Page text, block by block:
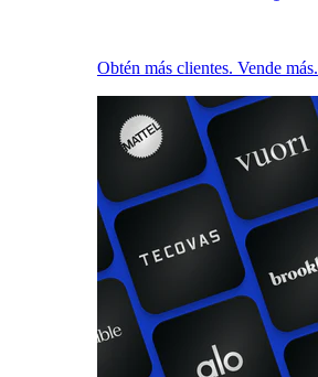
Obtén más clientes. Vende más.